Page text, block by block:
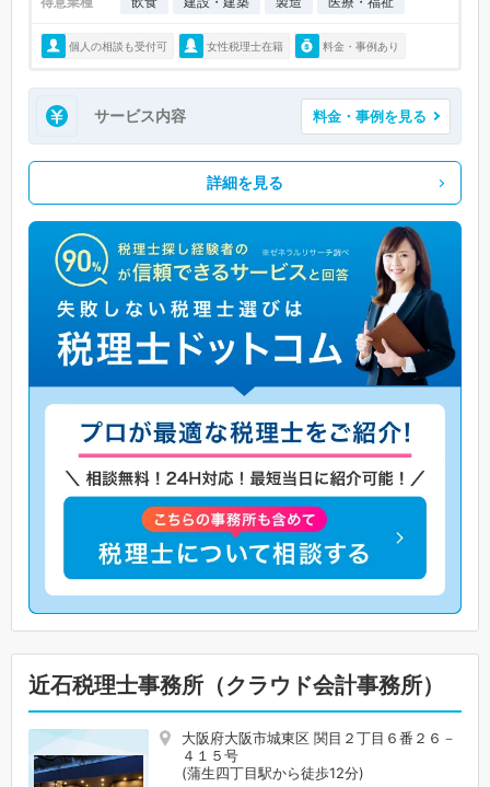
個人の相談も受付可 女性税理士在籍 料金・事例あり
サービス内容 料金・事例を見る
詳細を見る
近石税理士事務所（クラウド会計事務所）
大阪府大阪市城東区 関目２丁目６番２６－
４１５号
(蒲生四丁目駅から徒歩12分)